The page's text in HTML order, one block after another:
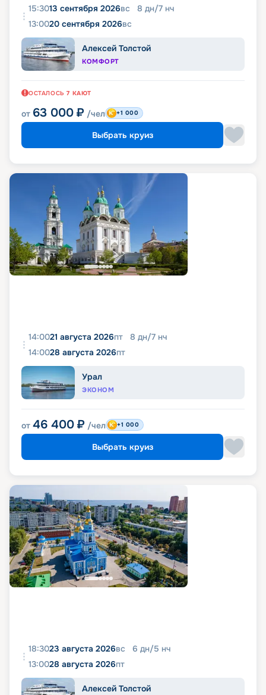
15:3013 сентября 2026вс 8 дн/7 нч
13:0020 сентября 2026вс
Алексей Толстой
КОМФОРТ
ОСТАЛОСЬ 7 КАЮТ
от 63 000 ₽ /чел +1 000
Выбрать круиз
14:0021 августа 2026пт 8 дн/7 нч
14:0028 августа 2026пт
Урал
ЭКОНОМ
от 46 400 ₽ /чел +1 000
Выбрать круиз
18:3023 августа 2026вс 6 дн/5 нч
13:0028 августа 2026пт
Алексей Толстой